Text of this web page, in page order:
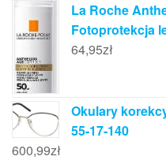
La Roche
Fotoprotekcja
64,95zł
Okulary
55-17-140
600,99zł